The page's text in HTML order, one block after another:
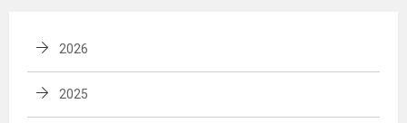
2026
2025